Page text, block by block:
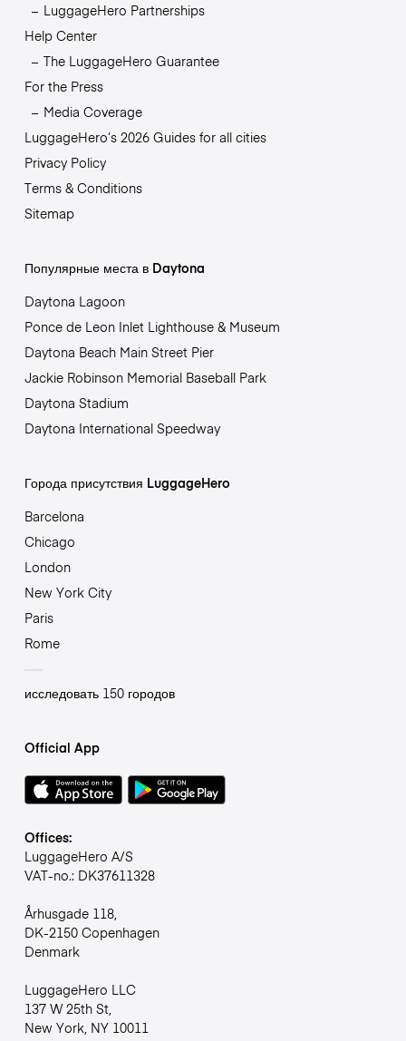
LuggageHero Partnerships
Help Center
The LuggageHero Guarantee
For the Press
Media Coverage
LuggageHero’s 2026 Guides for all cities
Privacy Policy
Terms & Conditions
Sitemap
Популярные места в Daytona
Daytona Lagoon
Ponce de Leon Inlet Lighthouse & Museum
Daytona Beach Main Street Pier
Jackie Robinson Memorial Baseball Park
Daytona Stadium
Daytona International Speedway
Города присутствия LuggageHero
Barcelona
Chicago
London
New York City
Paris
Rome
исследовать 150 городов
Official App
Offices:
LuggageHero A/S
VAT-no.: DK37611328
Århusgade 118,
DK-2150 Copenhagen
Denmark
LuggageHero LLC
137 W 25th St,
New York, NY 10011